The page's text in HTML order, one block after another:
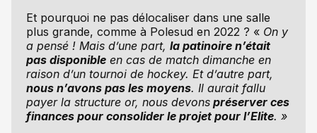
Et pourquoi ne pas délocaliser dans une salle
plus grande, comme à Polesud en 2022 ? « On y
a pensé ! Mais d’une part, la patinoire n’était
pas disponibleen cas de match dimanche en
raison d’un tournoi de hockey. Et d’autre part,
nous n’avons pas les moyens. Il aurait fallu
payer la structure or, nous devonspréserver ces
finances pour consolider le projet pour l’Elite. »